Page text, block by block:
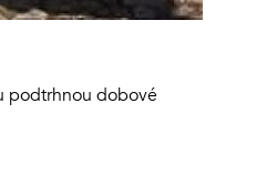
podtrhnou dobové